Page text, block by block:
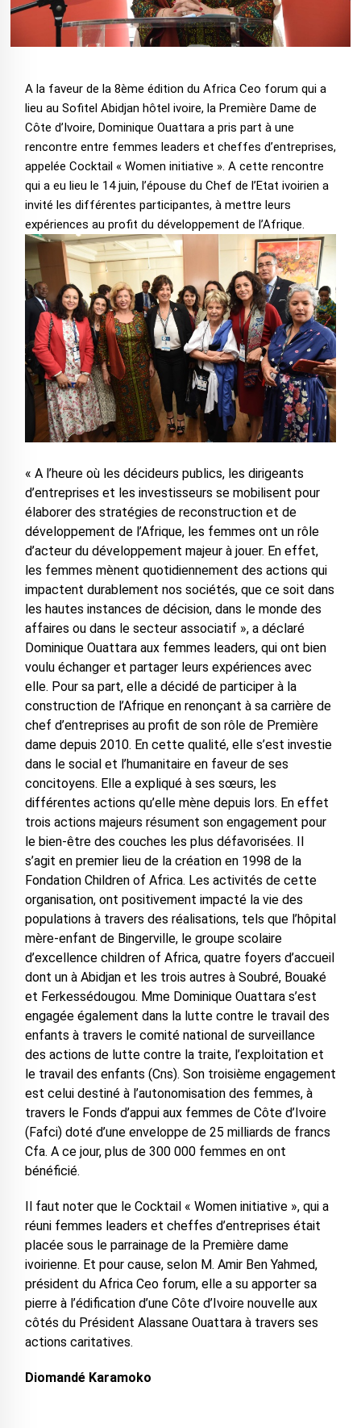
A la faveur de la 8ème édition du Africa Ceo forum qui a
lieu au Sofitel Abidjan hôtel ivoire, la Première Dame de
Côte d’Ivoire, Dominique Ouattara a pris part à une
rencontre entre femmes leaders et cheffes d’entreprises,
appelée Cocktail « Women initiative ». A cette rencontre
qui a eu lieu le 14 juin, l’épouse du Chef de l’Etat ivoirien a
invité les différentes participantes, à mettre leurs
expériences au profit du développement de l’Afrique.
« A l’heure où les décideurs publics, les dirigeants
d’entreprises et les investisseurs se mobilisent pour
élaborer des stratégies de reconstruction et de
développement de l’Afrique, les femmes ont un rôle
d’acteur du développement majeur à jouer. En effet,
les femmes mènent quotidiennement des actions qui
impactent durablement nos sociétés, que ce soit dans
les hautes instances de décision, dans le monde des
affaires ou dans le secteur associatif », a déclaré
Dominique Ouattara aux femmes leaders, qui ont bien
voulu échanger et partager leurs expériences avec
elle. Pour sa part, elle a décidé de participer à la
construction de l’Afrique en renonçant à sa carrière de
chef d’entreprises au profit de son rôle de Première
dame depuis 2010. En cette qualité, elle s’est investie
dans le social et l’humanitaire en faveur de ses
concitoyens. Elle a expliqué à ses sœurs, les
différentes actions qu’elle mène depuis lors. En effet
trois actions majeurs résument son engagement pour
le bien-être des couches les plus défavorisées. Il
s’agit en premier lieu de la création en 1998 de la
Fondation Children of Africa. Les activités de cette
organisation, ont positivement impacté la vie des
populations à travers des réalisations, tels que l’hôpital
mère-enfant de Bingerville, le groupe scolaire
d’excellence children of Africa, quatre foyers d’accueil
dont un à Abidjan et les trois autres à Soubré, Bouaké
et Ferkessédougou. Mme Dominique Ouattara s’est
engagée également dans la lutte contre le travail des
enfants à travers le comité national de surveillance
des actions de lutte contre la traite, l’exploitation et
le travail des enfants (Cns). Son troisième engagement
est celui destiné à l’autonomisation des femmes, à
travers le Fonds d’appui aux femmes de Côte d’Ivoire
(Fafci) doté d’une enveloppe de 25 milliards de francs
Cfa. A ce jour, plus de 300 000 femmes en ont
bénéficié.
Il faut noter que le Cocktail « Women initiative », qui a
réuni femmes leaders et cheffes d’entreprises était
placée sous le parrainage de la Première dame
ivoirienne. Et pour cause, selon M. Amir Ben Yahmed,
président du Africa Ceo forum, elle a su apporter sa
pierre à l’édification d’une Côte d’Ivoire nouvelle aux
côtés du Président Alassane Ouattara à travers ses
actions caritatives.
Diomandé Karamoko